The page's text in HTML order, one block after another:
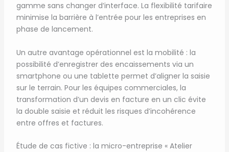
gamme sans changer d’interface. La flexibilité tarifaire
minimise la barrière à l’entrée pour les entreprises en
phase de lancement.
Un autre avantage opérationnel est la mobilité : la
possibilité d’enregistrer des encaissements via un
smartphone ou une tablette permet d’aligner la saisie
sur le terrain. Pour les équipes commerciales, la
transformation d’un devis en facture en un clic évite
la double saisie et réduit les risques d’incohérence
entre offres et factures.
Étude de cas fictive : la micro-entreprise « Atelier